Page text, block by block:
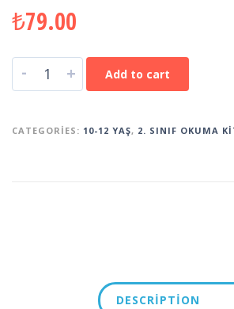
₺79.00
- + Add to cart
CATEGORIES: 10-12 YAŞ, 2. SINIF OKUMA
DESCRIPTION